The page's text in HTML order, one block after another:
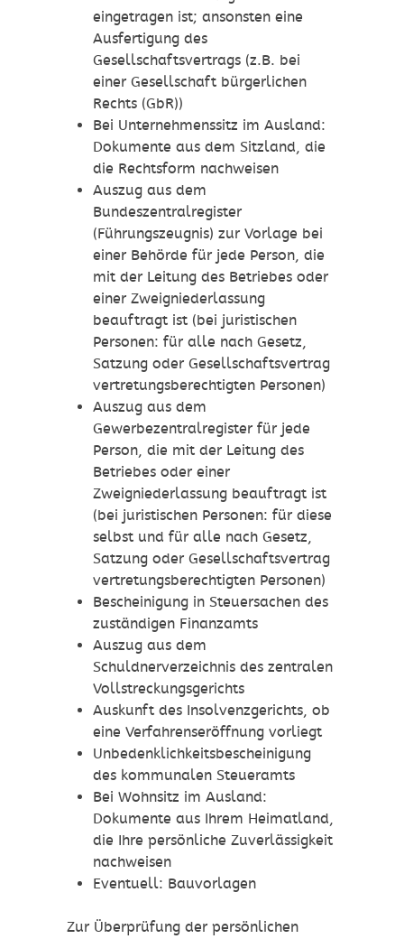
eingetragen ist; ansonsten eine
Ausfertigung des
Gesellschaftsvertrags (z.B. bei
einer Gesellschaft bürgerlichen
Rechts (GbR))
Bei Unternehmenssitz im Ausland:
Dokumente aus dem Sitzland, die
die Rechtsform nachweisen
Auszug aus dem
Bundeszentralregister
(Führungszeugnis) zur Vorlage bei
einer Behörde für jede Person, die
mit der Leitung des Betriebes oder
einer Zweigniederlassung
beauftragt ist (bei juristischen
Personen: für alle nach Gesetz,
Satzung oder Gesellschaftsvertrag
vertretungsberechtigten Personen)
Auszug aus dem
Gewerbezentralregister für jede
Person, die mit der Leitung des
Betriebes oder einer
Zweigniederlassung beauftragt ist
(bei juristischen Personen: für diese
selbst und für alle nach Gesetz,
Satzung oder Gesellschaftsvertrag
vertretungsberechtigten Personen)
Bescheinigung in Steuersachen des
zuständigen Finanzamts
Auszug aus dem
Schuldnerverzeichnis des zentralen
Vollstreckungsgerichts
Auskunft des Insolvenzgerichts, ob
eine Verfahrenseröffnung vorliegt
Unbedenklichkeitsbescheinigung
des kommunalen Steueramts
Bei Wohnsitz im Ausland:
Dokumente aus Ihrem Heimatland,
die Ihre persönliche Zuverlässigkeit
nachweisen
Eventuell: Bauvorlagen
Zur Überprüfung der persönlichen